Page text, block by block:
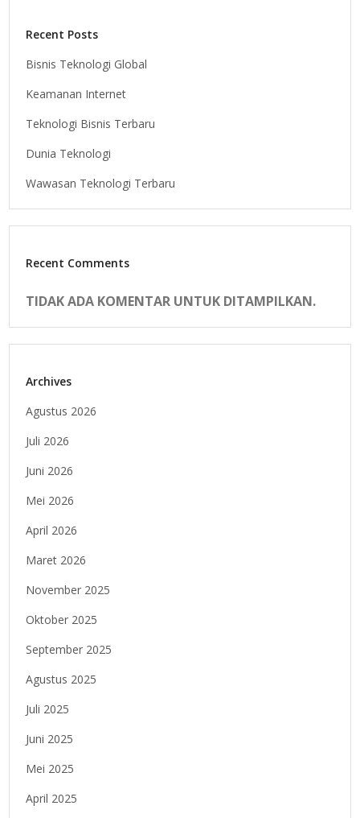
Recent Posts
Bisnis Teknologi Global
Keamanan Internet
Teknologi Bisnis Terbaru
Dunia Teknologi
Wawasan Teknologi Terbaru
Recent Comments
TIDAK ADA KOMENTAR UNTUK DITAMPILKAN.
Archives
Agustus 2026
Juli 2026
Juni 2026
Mei 2026
April 2026
Maret 2026
November 2025
Oktober 2025
September 2025
Agustus 2025
Juli 2025
Juni 2025
Mei 2025
April 2025